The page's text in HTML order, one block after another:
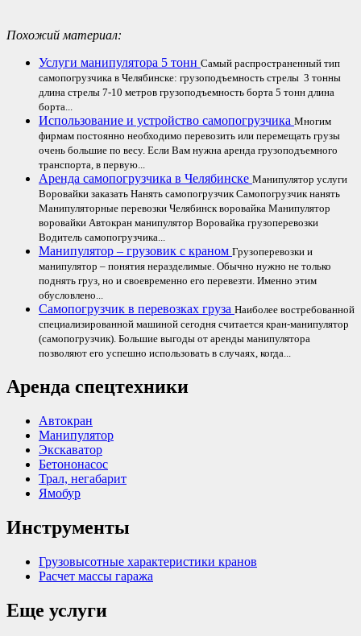
Похожий материал:
Услуги манипулятора 5 тонн Самый распространенный тип
самопогрузчика в Челябинске: грузоподъемность стрелы 3 тонны
длина стрелы 7-10 метров грузоподъемность борта 5 тонн длина
борта...
Использование и устройство самопогрузчика Многим
фирмам постоянно необходимо перевозить или перемещать грузы
очень большие по весу. Если Вам нужна аренда грузоподъемного
транспорта, в первую...
Аренда самопогрузчика в Челябинске Манипулятор услуги
Воровайки заказать Нанять самопогрузчик Самопогрузчик нанять
Манипуляторные перевозки Челябинск воровайка Манипулятор
воровайки Автокран манипулятор Воровайка грузоперевозки
Водитель самопогрузчика...
Манипулятор – грузовик с краном Грузоперевозки и
манипулятор – понятия неразделимые. Обычно нужно не только
поднять груз, но и своевременно его перевезти. Именно этим
обусловлено...
Самопогрузчик в перевозках груза Наиболее востребованной
специализированной машиной сегодня считается кран-манипулятор
(самопогрузчик). Большие выгоды от аренды манипулятора
позволяют его успешно использовать в случаях, когда...
Аренда спецтехники
Автокран
Манипулятор
Экскаватор
Бетононасос
Трал, негабарит
Ямобур
Инструменты
Грузовысотные характеристики кранов
Расчет массы гаража
Еще услуги